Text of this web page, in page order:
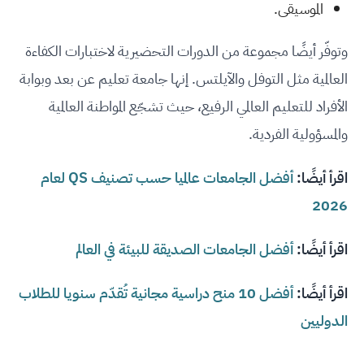
الموسيقى.
وتوفّر أيضًا مجموعة من الدورات التحضيرية لاختبارات الكفاءة
العالمية مثل التوفل والآيلتس. إنها جامعة تعليم عن بعد وبوابة
الأفراد للتعليم العالمي الرفيع، حيث تشجّع المواطنة العالمية
والمسؤولية الفردية.
اقرأ أيضًا:
أفضل الجامعات عالميا حسب تصنيف QS لعام
2026
اقرأ أيضًا:أفضل الجامعات الصديقة للبيئة في العالم
اقرأ أيضًا:
أفضل 10 منح دراسية مجانية تُقدّم سنويا للطلاب
الدوليين